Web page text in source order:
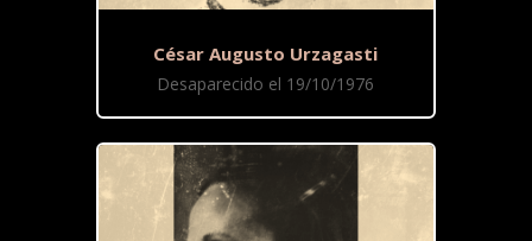
César Augusto Urzagasti
Desaparecido el 19/10/1976